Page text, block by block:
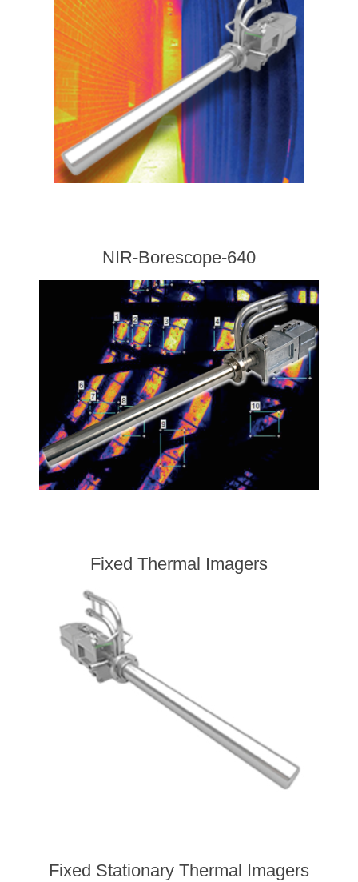
NIR-Borescope-640
Fixed Thermal Imagers
Fixed Stationary Thermal Imagers